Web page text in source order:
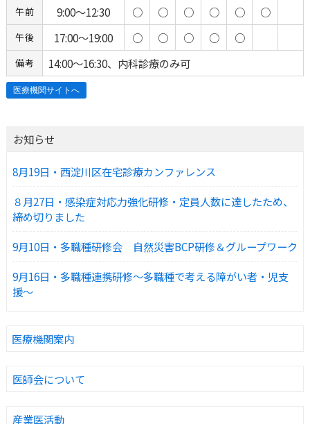
午前
9:00～12:30 ○ ○ ○ ○ ○ ○
午後 17:00～19:00 ○ ○ ○ ○ ○
備考 14:00～16:30、内科診療のみ可
お知らせ
8月19日・西淀川区在宅診療カンファレンス
８月27日・感染症対応力強化研修・定員人数に達したため、
締め切りました
9月10日・多職種研修会 自然災害BCP研修＆グループワーク
9月16日・多職種連携研修～多職種で考える障がい者・児支
援～
医療機関案内
医師会について
産業医活動